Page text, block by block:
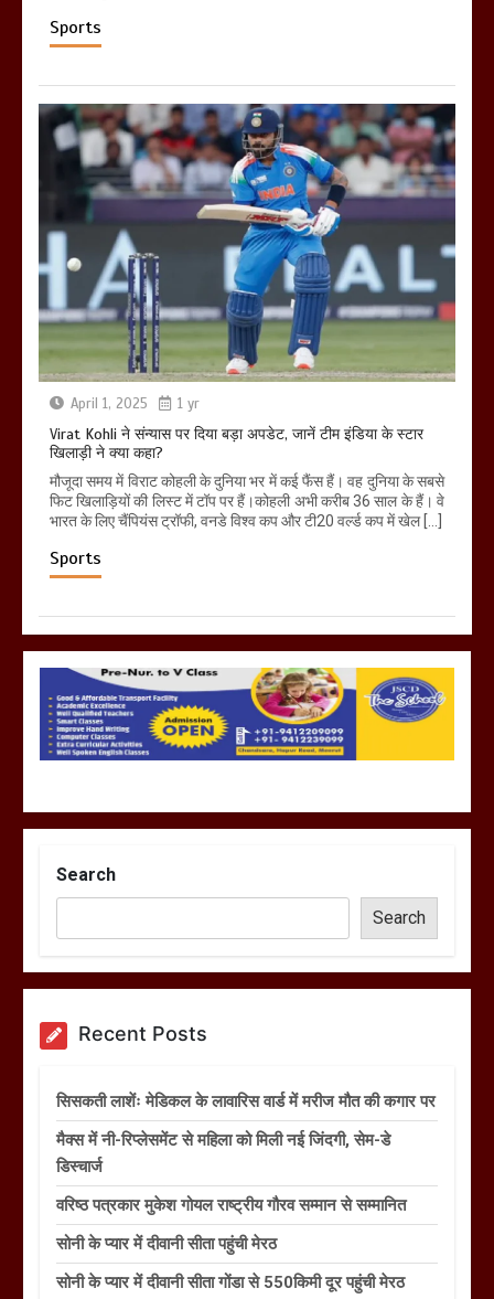
Sports
April 1, 2025 1 yr
Virat Kohli ने संन्यास पर दिया बड़ा अपडेट, जानें टीम इंडिया के स्टार
खिलाड़ी ने क्या कहा?
मौजूदा समय में विराट कोहली के दुनिया भर में कई फैंस हैं। वह दुनिया के सबसे
फिट खिलाड़ियों की लिस्ट में टॉप पर हैं।कोहली अभी करीब 36 साल के हैं। वे
भारत के लिए चैंपियंस ट्रॉफी, वनडे विश्व कप और टी20 वर्ल्ड कप में खेल […]
Sports
Search
Search
Recent Posts
सिसकती लाशेंः मेडिकल के लावारिस वार्ड में मरीज मौत की कगार पर
मैक्स में नी-रिप्लेसमेंट से महिला को मिली नई जिंदगी, सेम-डे
डिस्चार्ज
वरिष्ठ पत्रकार मुकेश गोयल राष्ट्रीय गौरव सम्मान से सम्मानित
सोनी के प्यार में दीवानी सीता पहुंची मेरठ
सोनी के प्यार में दीवानी सीता गोंडा से 550किमी दूर पहुंची मेरठ